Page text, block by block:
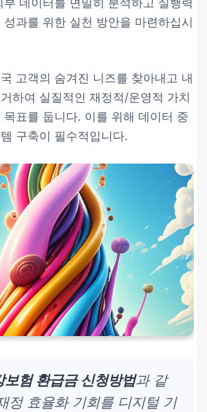
과를 위한 실천 방안을 마련하십시
고객의 숨겨진 니즈를 찾아내고 내
하여 실질적인 재정적/운영적 가치
목표를 둡니다. 이를 위해 데이터 중
구축이 필수적입니다.
보험 환급금 신청방법과 같
정 효율화 기회를 디지털 기